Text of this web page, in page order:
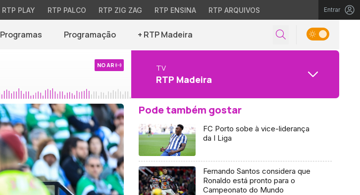
RTP PLAY RTP PALCO RTP ZIG ZAG RTP ENSINA RTP ARQUIVOS Entrar
Programas Programação + RTP Madeira
NO AR TV
RTP Madeira
Pode também gostar
FC Porto sobe à vice-liderança
da I Liga
Fernando Santos considera que
Ronaldo está pronto para o
Campeonato do Mundo